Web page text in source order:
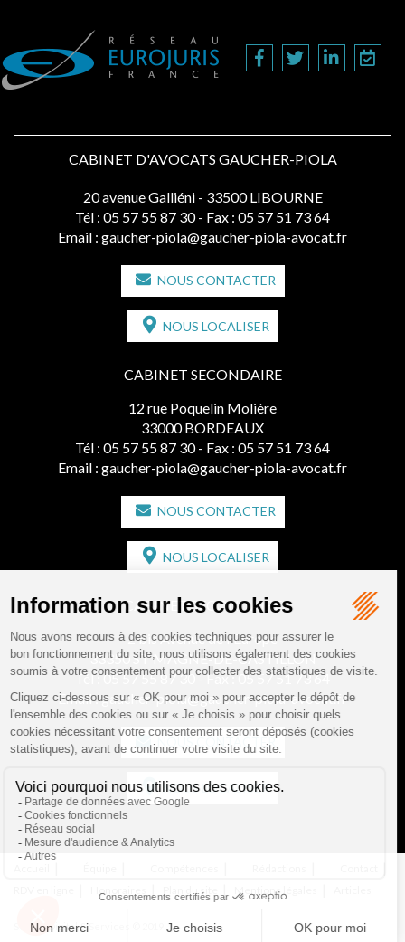
CABINET D'AVOCATS GAUCHER-PIOLA
20 avenue Galliéni - 33500 LIBOURNE
Tél : 05 57 55 87 30 - Fax : 05 57 51 73 64
Email : gaucher-piola@gaucher-piola-avocat.fr
NOUS CONTACTER
NOUS LOCALISER
CABINET SECONDAIRE
12 rue Poquelin Molière
33000 BORDEAUX
Tél : 05 57 55 87 30 - Fax : 05 57 51 73 64
Email : gaucher-piola@gaucher-piola-avocat.fr
NOUS CONTACTER
NOUS LOCALISER
CABINET SECONDAIRE
2 bis Avenue de l'Europe
33350 ST MAGNE-DE-CASTILLON
Tél :05 57 55 87 30 - Fax : 05 57 51 73 64
Email :gaucher-piola@gaucher-piola-avocat.fr
NOUS CONTACTER
NOUS LOCALISER
Honoraires Plan du site Mentions légales
Septeo Digital & Services © 2019